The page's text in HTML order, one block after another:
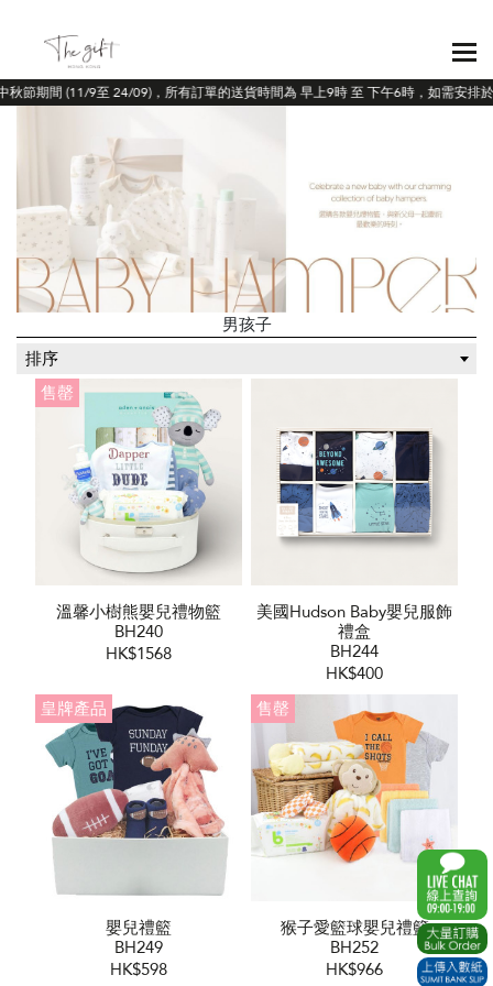
節期間 (11/9至 24/09)，所有訂單的送貨時間為 早上9時 至 下午6時，如需安排於
男孩子
排序
售罄
溫馨小樹熊嬰兒禮物籃
BH240
HK$1568
美國Hudson Baby嬰兒服飾
禮盒
BH244
HK$400
皇牌產品
嬰兒禮籃
BH249
HK$598
售罄
猴子愛籃球嬰兒禮籃
BH252
HK$966